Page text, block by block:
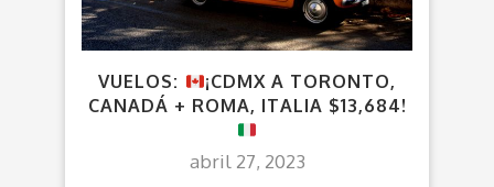
VUELOS:
¡CDMX A TORONTO,
CANADÁ + ROMA, ITALIA $13,684!
abril 27, 2023